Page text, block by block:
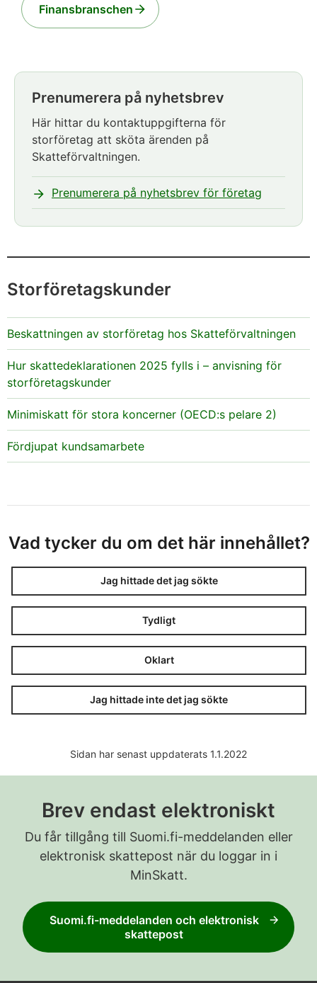
Finansbranschen
Notisen
Prenumerera på nyhetsbrev
Här hittar du kontaktuppgifterna för
storföretag att sköta ärenden på
Skatteförvaltningen.
Prenumerera på nyhetsbrev för företag
Storföretagskunder
Beskattningen av storföretag hos Skatteförvaltningen
Hur skattedeklarationen 2025 fylls i – anvisning för
storföretagskunder
Minimiskatt för stora koncerner (OECD:s pelare 2)
Fördjupat kundsamarbete
Vad tycker du om det här innehållet?
Jag hittade det jag sökte
Tydligt
Oklart
Jag hittade inte det jag sökte
Sidan har senast uppdaterats 1.1.2022
Brev endast elektroniskt
Du får tillgång till Suomi.fi-meddelanden eller
elektronisk skattepost när du loggar in i
MinSkatt.
Suomi.fi-meddelanden och elektronisk
skattepost